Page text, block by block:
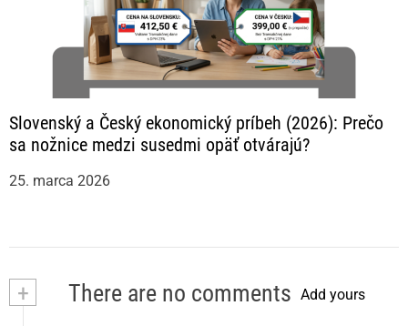
Slovenský a Český ekonomický príbeh (2026): Prečo
sa nožnice medzi susedmi opäť otvárajú?
25. marca 2026
+ There are no comments Add yours